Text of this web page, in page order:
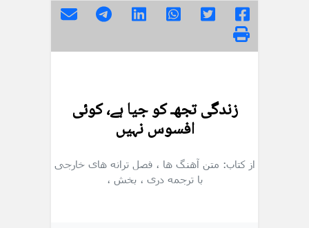
زندگی تجهـ کو جیا ہے، کوئی
افسوس نہیں
از کتاب: متن آهنگ ها ، فصل ترانه های خارجی
با ترجمه دری ، بخش ،